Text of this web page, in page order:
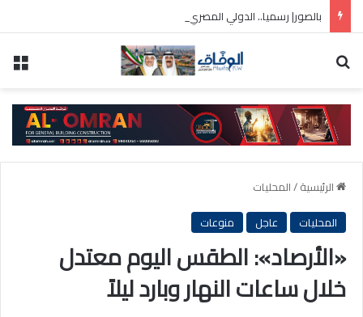
بالصور| رسميا.. الدولي المصري محمد صلاح في طرابزون التركي
الرئيسية/المحليات
المحليات
عاجل منوعات
«الأرصاد»: الطقس اليوم معتدل
خلال ساعات النهار وبارد ليلاً